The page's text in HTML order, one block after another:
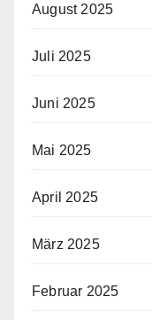
August 2025
Juli 2025
Juni 2025
Mai 2025
April 2025
März 2025
Februar 2025